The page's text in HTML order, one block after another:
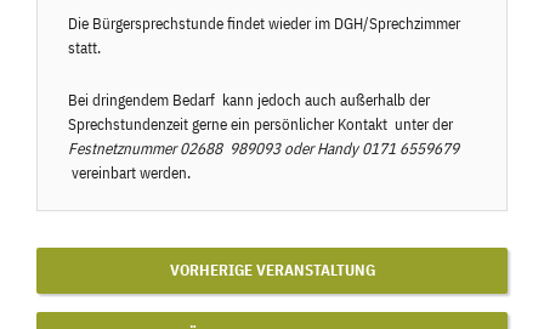
Die Bürgersprechstunde findet wieder im DGH/Sprechzimmer
statt.
Bei dringendem Bedarf kann jedoch auch außerhalb der
Sprechstundenzeit gerne ein persönlicher Kontakt unter der
Festnetznummer02688 989093oder Handy0171 6559679
vereinbart werden.
VORHERIGE VERANSTALTUNG